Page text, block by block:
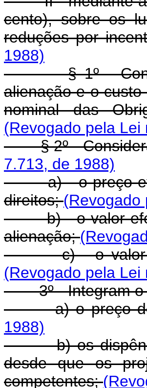
cento), sobre os
reduções por
1988)
§ 1º -
alienação e o
nominal das
(Revogado pela Lei
§ 2º -
7.713, de 1988)
a) - o preço
direitos;(Revogado
b) - o valor
alienação;
c) - o valor de
(Revogado pela Lei
3º - Integram o
a) o preço de
1988)
b) os dispêndios
desde que os
competentes;